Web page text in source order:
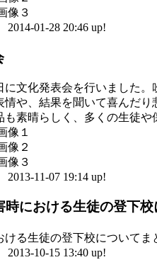
2014-01-28 20:46 up!
に文化発表会を行いました
情や、結果を聞いて喜んだ
も素晴らしく、多くの生徒
2013-11-07 19:14 up!
時における生徒の登下校
る生徒の登下校についてま
2013-10-15 13:40 up!